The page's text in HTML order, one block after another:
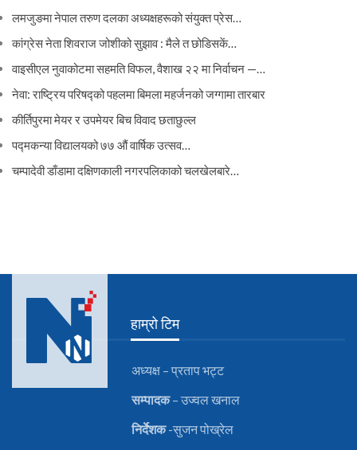
लमजुङमा नेपाल तरुण दलका अध्यक्षहरूको संयुक्त प्रेस…
कांग्रेस नेता शिवराज जोशीको सुझाव : मैले त छोडिसकें…
वाइसीएल नुवाकोटमा सहमति विफल, वैशाख २२ मा निर्वाचन —…
नेवा: राष्ट्रिय परिषद्को पहलमा बिमला महर्जनको जग्गामा तारबार
कीर्तिपुरमा मेयर र उपमेयर बिच विवाद छताछुल्ल
पद्मकन्या विद्यालयको ७७ औं ‌‌वार्षिक ‌उत्सव…
चम्पादेवी डाँडामा दक्षिणकाली नगरपलिकाको चलखेलबारे…
हाम्रो टिम
अध्यक्ष – प्रताप भट्ट
सम्पादक– उज्वल खनाल
निर्देशक-सुजन पोख्रेल